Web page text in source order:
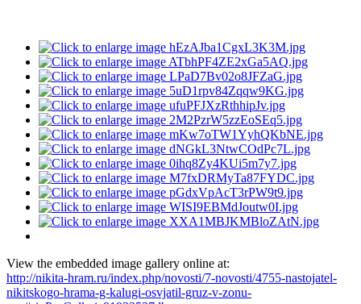
View the embedded image gallery online at:
http://nikita-hram.ru/index.php/novosti/7-novosti/4755-nastojatel-
nikitskogo-hrama-g-kalugi-osvjatil-gruz-v-zonu-